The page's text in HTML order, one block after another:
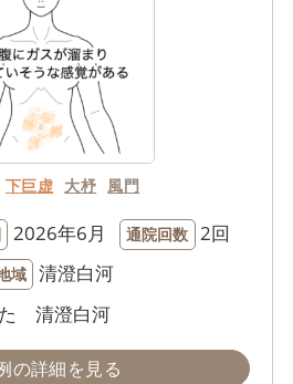
下巨虚 大杼 風門
2026年6月 通院回数 2回
域 清澄白河
清澄白河
の詳細を見る